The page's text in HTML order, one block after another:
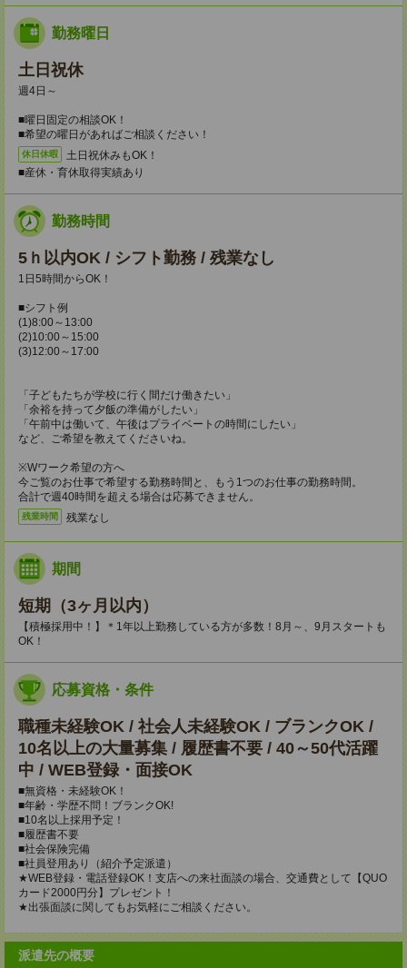
勤務曜日
土日祝休
週4日～
■曜日固定の相談OK！
■希望の曜日があればご相談ください！
休日休暇
土日祝休みもOK！
■産休・育休取得実績あり
勤務時間
5ｈ以内OK / シフト勤務 / 残業なし
1日5時間からOK！
■シフト例
(1)8:00～13:00
(2)10:00～15:00
(3)12:00～17:00
「子どもたちが学校に行く間だけ働きたい」
「余裕を持って夕飯の準備がしたい」
「午前中は働いて、午後はプライベートの時間にしたい」
など、ご希望を教えてくださいね。
※Wワーク希望の方へ
今ご覧のお仕事で希望する勤務時間と、もう1つのお仕事の勤務時間。
合計で週40時間を超える場合は応募できません。
残業時間 残業なし
期間
短期（3ヶ月以内）
【積極採用中！】＊1年以上勤務している方が多数！8月～、9月スタートも
OK！
応募資格・条件
職種未経験OK / 社会人未経験OK / ブランクOK /
10名以上の大量募集 / 履歴書不要 / 40～50代活躍
中 / WEB登録・面接OK
■無資格・未経験OK！
■年齢・学歴不問！ブランクOK!
■10名以上採用予定！
■履歴書不要
■社会保険完備
■社員登用あり（紹介予定派遣）
★WEB登録・電話登録OK！支店への来社面談の場合、交通費として【QUO
カード2000円分】プレゼント！
★出張面談に関してもお気軽にご相談ください。
派遣先の概要